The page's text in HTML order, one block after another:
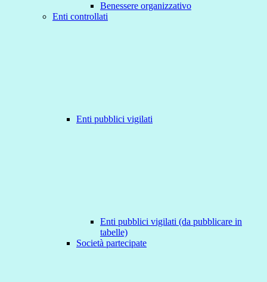
Benessere organizzativo
Enti controllati
Enti pubblici vigilati
Enti pubblici vigilati (da pubblicare in
tabelle)
Società partecipate